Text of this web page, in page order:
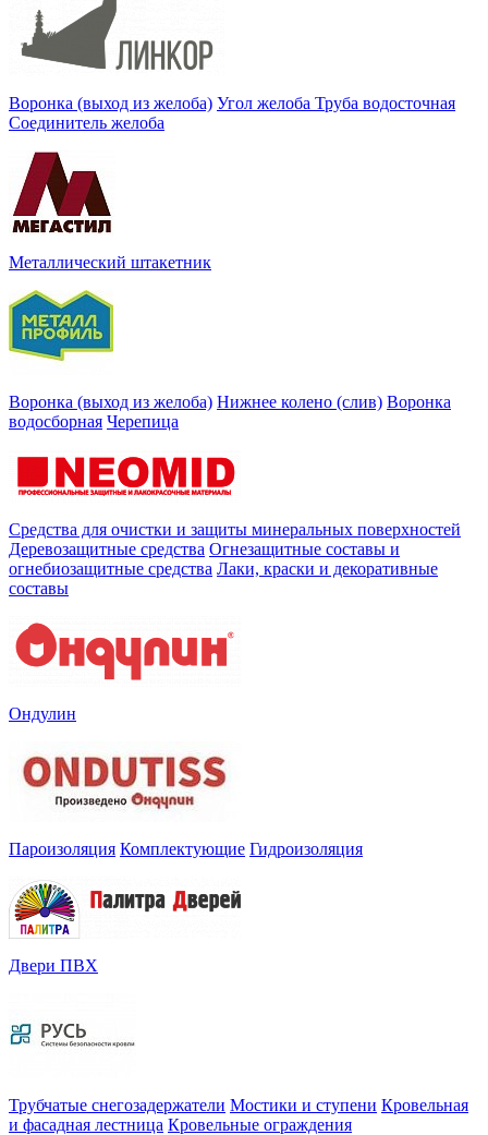
Воронка (выход из желоба) Угол желоба Труба водосточная
Соединитель желоба
Металлический штакетник
Воронка (выход из желоба) Нижнее колено (слив) Воронка
водосборная Черепица
Средства для очистки и защиты минеральных поверхностей
Деревозащитные средства Огнезащитные составы и
огнебиозащитные средства Лаки, краски и декоративные
составы
Ондулин
Пароизоляция Комплектующие Гидроизоляция
Двери ПВХ
Трубчатые снегозадержатели Мостики и ступени Кровельная
и фасадная лестница Кровельные ограждения